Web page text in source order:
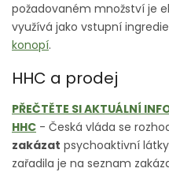
požadovaném množství je
využívá jako vstupní
konopí.
HHC a prodej
PŘEČTĚTE SI AKTUÁLNÍ
HHC - Česká vláda se
zakázat psychoaktivní látky
zařadila je na seznam